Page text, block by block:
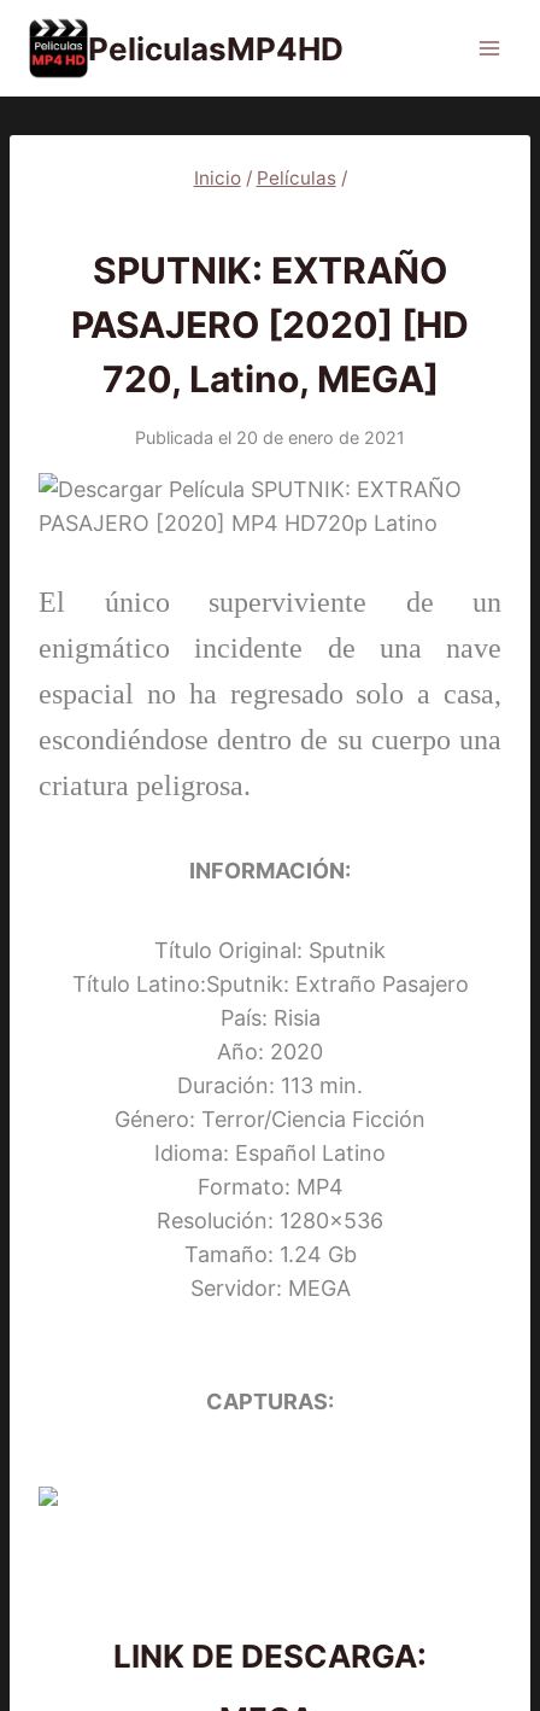
Saltar
contenido
PeliculasMP4HD
Inicio / Películas /
SPUTNIK: EXTRAÑO
PASAJERO [2020] [HD
720, Latino, MEGA]
Publicada el 20 de enero de 2021
El único superviviente de un
enigmático incidente de una nave
espacial no ha regresado solo a casa,
escondiéndose dentro de su cuerpo una
criatura peligrosa.
INFORMACIÓN:
Título Original: Sputnik
Título Latino:Sputnik: Extraño Pasajero
País: Risia
Año: 2020
Duración: 113 min.
Género: Terror/Ciencia Ficción
Idioma: Español Latino
Formato: MP4
Resolución: 1280×536
Tamaño: 1.24 Gb
Servidor: MEGA
CAPTURAS:
LINK DE DESCARGA: